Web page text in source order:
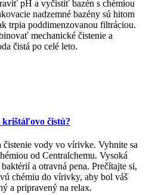
pH a vyčistiť bazén s chémiou
nadzemné bazény sú hitom
trpia poddimenzovanou filtráciou.
mechanické čistenie a
čistá po celé leto.
čistú?
vody vo vírivke. Vyhnite sa
od Centralchemu. Vysoká
a otravná pena. Prečítajte si,
chémiu do vírivky, aby bol váš
a pripravený na relax.